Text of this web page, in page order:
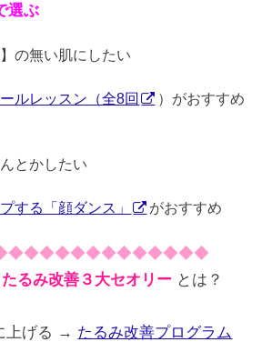
選ぶ
の無い肌にしたい
ルレッスン（全8回
）がおすすめ
とかしたい
する「顔ダンス」
がおすすめ
たるみ改善３大セオリー とは？
上げる → たるみ改善プログラム